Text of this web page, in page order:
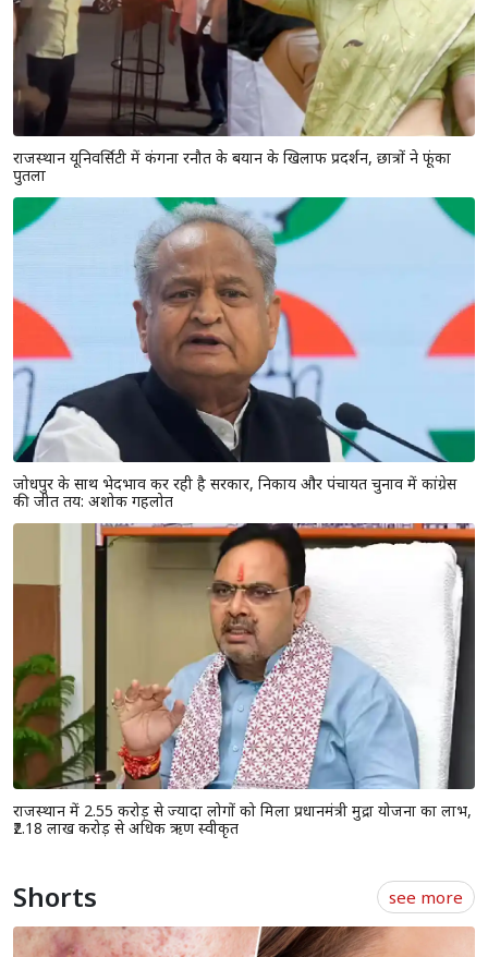
प्रधानमंत्री आवास योजना (शहरी) 2.0 के तहत 6,139 नए घरों को मंजूरी, 153.47
करोड़ रुपये की सहायता स्वीकृत
राजस्थान यूनिवर्सिटी में कंगना रनौत के बयान के खिलाफ प्रदर्शन, छात्रों ने फूंका
पुतला
जोधपुर के साथ भेदभाव कर रही है सरकार, निकाय और पंचायत चुनाव में कांग्रेस
की जीत तय: अशोक गहलोत